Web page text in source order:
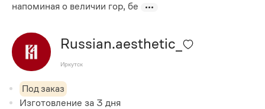
напоминая о величии гор, бе
Russian.aesthetic_
Иркутск
Под заказ
Изготовление за 3 дня